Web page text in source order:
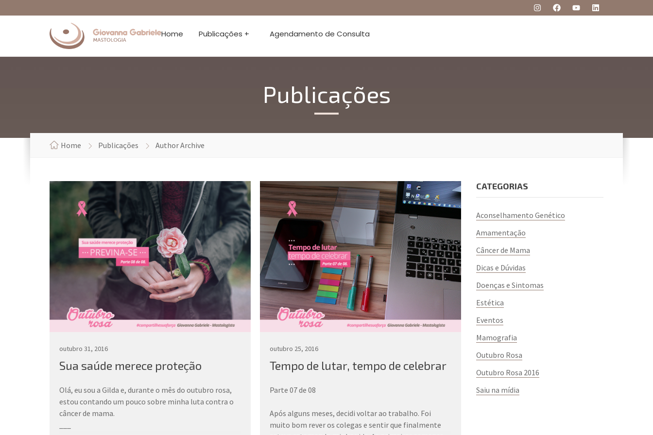
Home Publicações + Agendamento de Consulta
Publicações
Home Publicações Author Archive
outubro 31, 2016
Sua saúde merece proteção
Olá, eu sou a Gilda e, durante o mês do outubro rosa,
estou contando um pouco sobre minha luta contra o
câncer de mama.
outubro 25, 2016
Tempo de lutar, tempo de celebrar
Parte 07 de 08
Após alguns meses, decidi voltar ao trabalho. Foi
muito bom rever os colegas e sentir que finalmente
CATEGORIAS
Aconselhamento Genético
Amamentação
Câncer de Mama
Dicas e Dúvidas
Doenças e Sintomas
Estética
Eventos
Mamografia
Outubro Rosa
Outubro Rosa 2016
Saiu na mídia